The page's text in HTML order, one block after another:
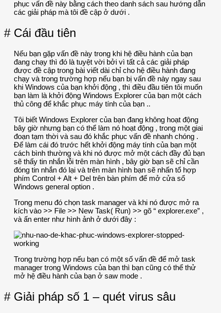
phục vấn đề này bằng cách theo danh sách sau hướng dẫn
các giải pháp mà tôi đề cập ở dưới .
# Cái đầu tiên
Nếu bạn gặp vấn đề này trong khi hệ điều hành của bạn
đang chạy thì đó là tuyệt vời bởi vì tất cả các giải pháp
được đề cập trong bài viết dài chỉ cho hệ điều hành đang
chạy và trong trường hợp nếu bạn bị vấn đề này ngay sau
khi Windows của bạn khởi động , thì điều đầu tiên tôi muốn
bạn làm là khởi động Windows Explorer của bạn một cách
thủ công để khắc phục máy tính của bạn ..
Tôi biết Windows Explorer của bạn đang không hoạt động
bây giờ nhưng bạn có thể làm nó hoạt động , trong một giai
đoạn tạm thời và sau đó khắc phục vấn đề nhanh chóng .
Để làm cái đó trước hết khởi động máy tính của bạn một
cách bình thường và khi nó được mở một cách đầy đủ bạn
sẽ thấy tin nhắn lỗi trên màn hình , bây giờ bạn sẽ chỉ cần
đóng tin nhắn đó lại và trên màn hình bạn sẽ nhấn tổ hợp
phím Control + Alt + Del trên bàn phím để mở cửa sổ
Windows general option .
Trong menu đó chọn task manager và khi nó được mở ra
kích vào >> File >> New Task( Run) >> gõ “ explorer.exe” ,
và ấn enter như hình ảnh ở dưới đây :
Trong trường hợp nếu bạn có một số vấn đề để mở task
manager trong Windows của bạn thì bạn cũng có thể thử
mở hệ điều hành của bạn ở saw mode .
# Giải pháp số 1 – quét virus sâu